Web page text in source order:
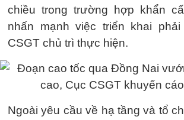
chiều trong trường hợp khẩn
nhấn mạnh việc triển khai
CSGT chủ trì thực hiện.
Ngoài yêu cầu về hạ tầng và tổ